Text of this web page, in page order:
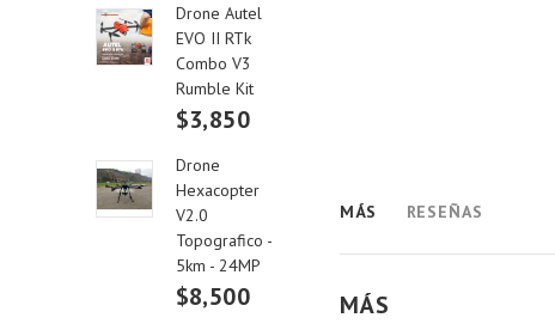
MÁS RESEÑAS
MÁS
Drone Autel
EVO II RTk
Combo V3
Rumble Kit
$3,850
Drone
Hexacopter
V2.0
Topografico -
5km - 24MP
$8,500